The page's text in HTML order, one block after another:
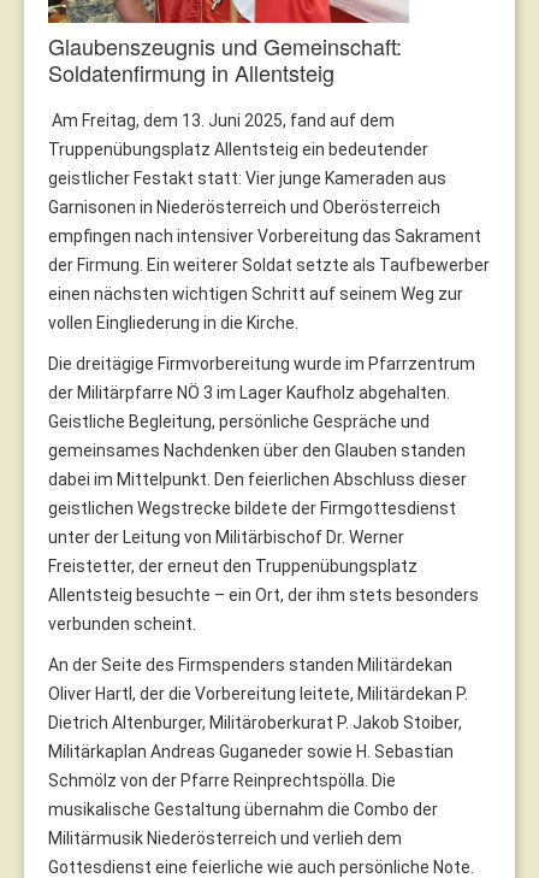
Glaubenszeugnis und Gemeinschaft:
Soldatenfirmung in Allentsteig
Am Freitag, dem 13. Juni 2025, fand auf dem
Truppenübungsplatz Allentsteig ein bedeutender
geistlicher Festakt statt: Vier junge Kameraden aus
Garnisonen in Niederösterreich und Oberösterreich
empfingen nach intensiver Vorbereitung das Sakrament
der Firmung. Ein weiterer Soldat setzte als Taufbewerber
einen nächsten wichtigen Schritt auf seinem Weg zur
vollen Eingliederung in die Kirche.
Die dreitägige Firmvorbereitung wurde im Pfarrzentrum
der Militärpfarre NÖ 3 im Lager Kaufholz abgehalten.
Geistliche Begleitung, persönliche Gespräche und
gemeinsames Nachdenken über den Glauben standen
dabei im Mittelpunkt. Den feierlichen Abschluss dieser
geistlichen Wegstrecke bildete der Firmgottesdienst
unter der Leitung von Militärbischof Dr. Werner
Freistetter, der erneut den Truppenübungsplatz
Allentsteig besuchte – ein Ort, der ihm stets besonders
verbunden scheint.
An der Seite des Firmspenders standen Militärdekan
Oliver Hartl, der die Vorbereitung leitete, Militärdekan P.
Dietrich Altenburger, Militäroberkurat P. Jakob Stoiber,
Militärkaplan Andreas Guganeder sowie H. Sebastian
Schmölz von der Pfarre Reinprechtspölla. Die
musikalische Gestaltung übernahm die Combo der
Militärmusik Niederösterreich und verlieh dem
Gottesdienst eine feierliche wie auch persönliche Note.